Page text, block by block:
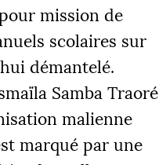
mission de
scolaires sur
démantelé.
Samba Traoré
malienne
marqué par une